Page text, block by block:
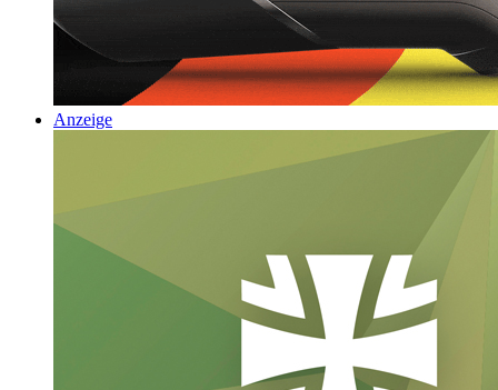
Anzeige